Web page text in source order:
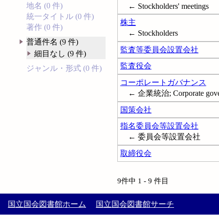
地名 (0 件)
統一タイトル (0 件)
著作 (0 件)
普通件名 (9 件)
細目なし (9 件)
ジャンル・形式 (0 件)
← Stockholders' meetings
株主
← Stockholders
監査等委員会設置会社
監査役会
コーポレートガバナンス
← 企業統治; Corporate
国策会社
指名委員会等設置会社
← 委員会等設置会社
取締役会
9件中 1 - 9 件目
国立国会図書館ホーム 国立国会図書館サーチ